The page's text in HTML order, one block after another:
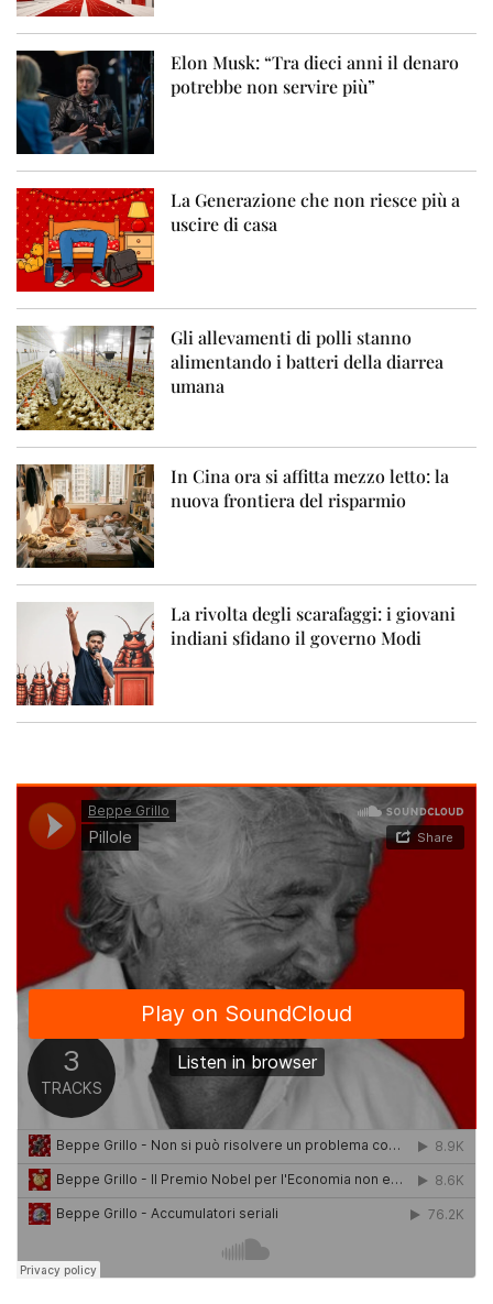
Elon Musk: “Tra dieci anni il denaro
potrebbe non servire più”
La Generazione che non riesce più a
uscire di casa
Gli allevamenti di polli stanno
alimentando i batteri della diarrea
umana
In Cina ora si affitta mezzo letto: la
nuova frontiera del risparmio
La rivolta degli scarafaggi: i giovani
indiani sfidano il governo Modi